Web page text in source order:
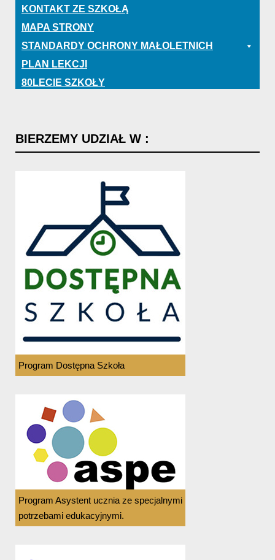
KONTAKT ZE SZKOŁĄ
MAPA STRONY
STANDARDY OCHRONY MAŁOLETNICH
PLAN LEKCJI
80LECIE SZKOŁY
BIERZEMY UDZIAŁ W :
Program Dostępna Szkoła
Program Asystent ucznia ze specjalnymi
potrzebami edukacyjnymi.